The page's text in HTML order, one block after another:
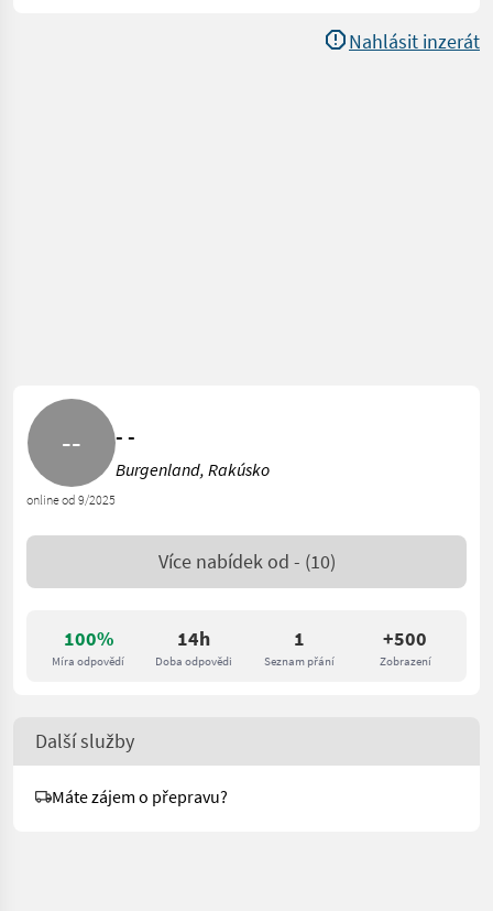
Nahlásit inzerát
100%
Míra odpovědí
14h
Doba odpovědi
1
Seznam přání
+500
Zobrazení
online od 9/2025
- -
Burgenland, Rakúsko
Více nabídek od - (10)
Další služby
Máte zájem o přepravu?